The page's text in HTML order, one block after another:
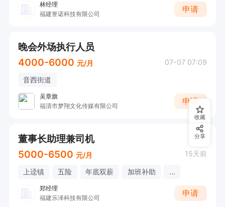
林经理
福建誉诺科技有限公司
申请
晚会外场执行人员
4000-6000 元/月 07-07 07:09
音西街道
吴章旗
福清市梦翔文化传媒有限公司
申请
董事长助理兼司机
5000-6500 元/月 15天前
上迳镇 五险 年底双薪 加班补助 ...
郑经理
福建乐泽科技有限公司
申请
收藏
分享